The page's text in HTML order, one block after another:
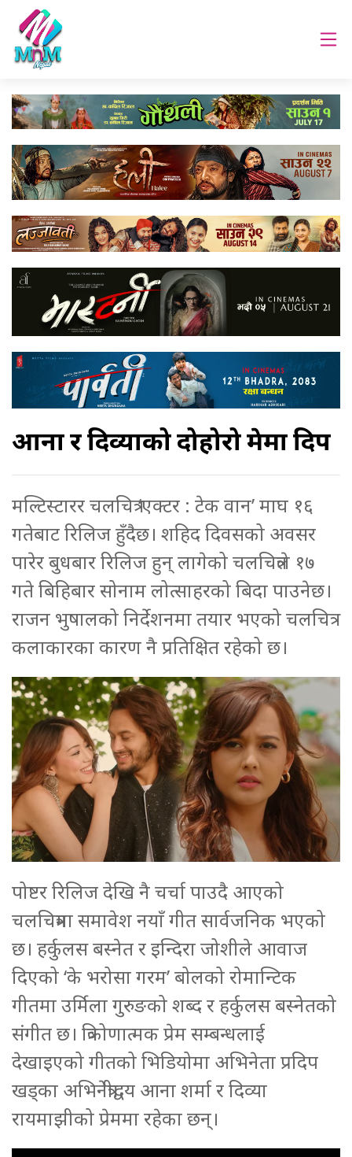
आना र दिव्याको दोहोरो प्रेममा प्रदिप
मल्टिस्टारर चलचित्र ‘एक्टर : टेक वान’ माघ १६
गतेबाट रिलिज हुँदैछ। शहिद दिवसको अवसर
पारेर बुधबार रिलिज हुन् लागेको चलचित्रले १७
गते बिहिबार सोनाम लोत्साहरको बिदा पाउनेछ।
राजन भुषालको निर्देशनमा तयार भएको चलचित्र
कलाकारका कारण नै प्रतिक्षित रहेको छ।
पोष्टर रिलिज देखि नै चर्चा पाउदै आएको
चलचित्रमा समावेश नयाँ गीत सार्वजनिक भएको
छ। हर्कुलस बस्नेत र इन्दिरा जोशीले आवाज
दिएको ‘के भरोसा गरम’ बोलको रोमान्टिक
गीतमा उर्मिला गुरुङको शब्द र हर्कुलस बस्नेतको
संगीत छ। त्रिकोणात्मक प्रेम सम्बन्धलाई
देखाइएको गीतको भिडियोमा अभिनेता प्रदिप
खड्का अभिनेत्रीद्वय आना शर्मा र दिव्या
रायमाझीको प्रेममा रहेका छन्।